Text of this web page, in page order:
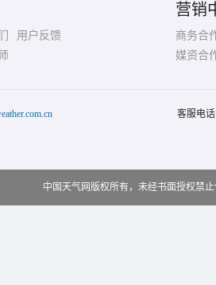
用户反馈
营销
商务合
媒资合
客服电
中国天气网版权所有，未经书面授权